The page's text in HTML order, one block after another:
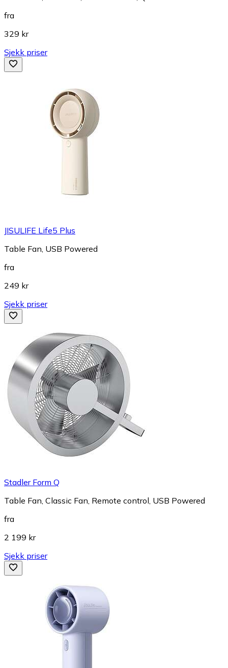
fra
329 kr
Sjekk priser
JISULIFE Life5 Plus
Table Fan, USB Powered
fra
249 kr
Sjekk priser
Stadler Form Q
Table Fan, Classic Fan, Remote control, USB Powered
fra
2 199 kr
Sjekk priser